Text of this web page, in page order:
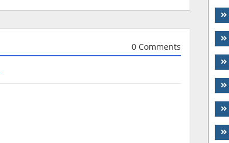
0 Comments